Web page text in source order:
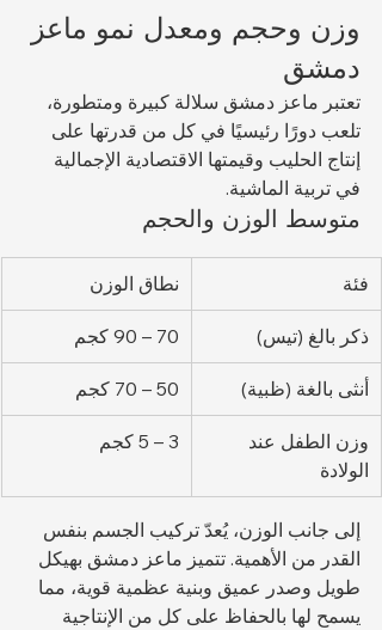
وزن وحجم ومعدل نمو ماعز
دمشق
تعتبر ماعز دمشق سلالة كبيرة ومتطورة،
تلعب دورًا رئيسيًا في كل من قدرتها على
إنتاج الحليب وقيمتها الاقتصادية الإجمالية
في تربية الماشية.
متوسط الوزن والحجم
فئة نطاق الوزن
ذكر بالغ (تيس) 70 – 90 كجم
أنثى بالغة (ظبية) 50 – 70 كجم
وزن الطفل عند
الولادة
3 – 5 كجم
إلى جانب الوزن، يُعدّ تركيب الجسم بنفس
القدر من الأهمية. تتميز ماعز دمشق بهيكل
طويل وصدر عميق وبنية عظمية قوية، مما
يسمح لها بالحفاظ على كل من الإنتاجية